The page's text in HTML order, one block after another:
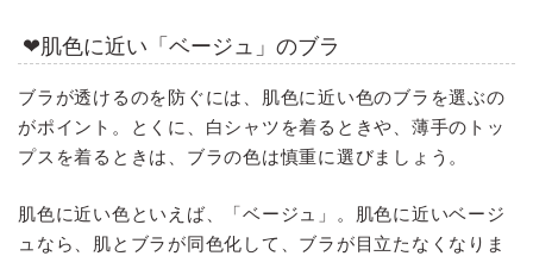
❤肌色に近い「ベージュ」のブラ
ブラが透けるのを防ぐには、肌色に近い色のブラを選ぶの
がポイント。とくに、白シャツを着るときや、薄手のトッ
プスを着るときは、ブラの色は慎重に選びましょう。
肌色に近い色といえば、「ベージュ」。肌色に近いベージ
ュなら、肌とブラが同色化して、ブラが目立たなくなりま